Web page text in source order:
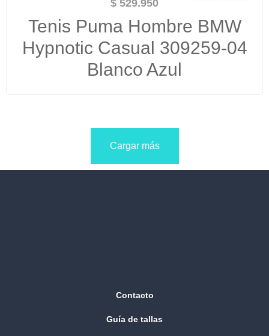
$ 529.950
Tenis Puma Hombre BMW
Hypnotic Casual 309259-04
Blanco Azul
Cargar más
Contacto
Guía de tallas